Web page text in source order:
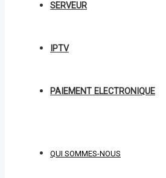
SERVEUR
IPTV
PAIEMENT ELECTRONIQUE
QUI SOMMES-NOUS